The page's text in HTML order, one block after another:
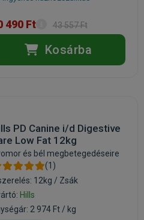
490 Ft 43 557 Ft
Kosárba
PD Canine i/d Digestive
Low Fat 12kg
és bél megbetegedéseire
(1)
12kg / Zsák
Hills
2 974 Ft / kg